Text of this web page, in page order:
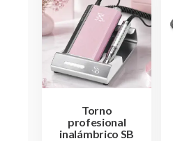
Torno
profesional
inalámbrico SB